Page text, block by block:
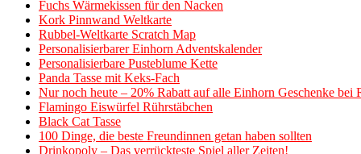
Fuchs Wärmekissen für den Nacken
Kork Pinnwand Weltkarte
Rubbel-Weltkarte Scratch Map
Personalisierbarer Einhorn Adventskalender
Personalisierbare Pusteblume Kette
Panda Tasse mit Keks-Fach
Nur noch heute – 20% Rabatt auf alle Einhorn Geschenke bei
Flamingo Eiswürfel Rührstäbchen
Black Cat Tasse
100 Dinge, die beste Freundinnen getan haben sollten
Drinkopoly – Das verrückteste Spiel aller Zeiten!